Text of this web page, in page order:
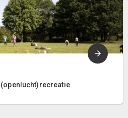
(openlucht)recreatie